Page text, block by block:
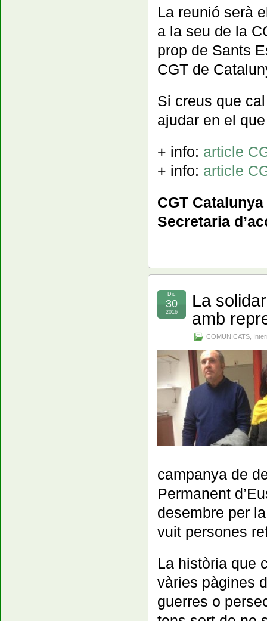
La reunió serà
a la seu de la
prop de Sants
CGT de
Si creus que
ajudar en el
+ info: article
+ info: article
CGT Catalunya
Secretaria
La
amb
COMUNICATS
Dic
30
2016
campanya de
Permanent
desembre per
vuit persones
La història que
vàries pàgines
guerres o